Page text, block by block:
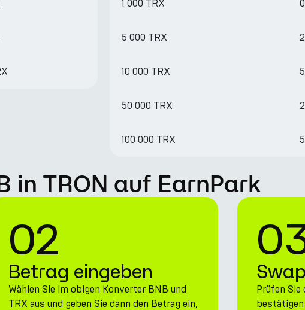
1 000 TRX
5 000 TRX
10 000 TRX
50 000 TRX
100 000 TRX
in TRON auf EarnPark
02
Betrag eingeben
Wählen Sie im obigen Konverter BNB und
TRX aus und geben Sie dann den Betrag ein,
Prüfen Sie